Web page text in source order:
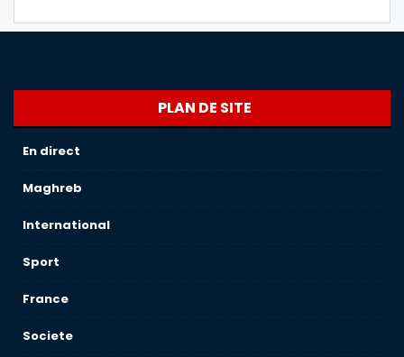
PLAN DE SITE
En direct
Maghreb
International
Sport
France
Societe